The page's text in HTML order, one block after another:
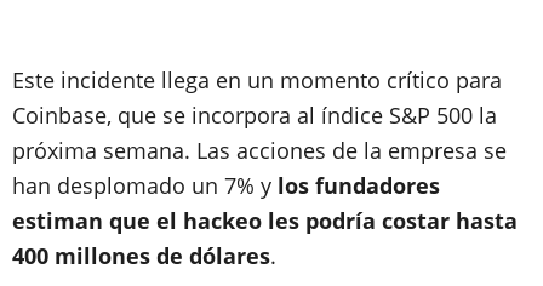
Este incidente llega en un momento crítico para
Coinbase, que se incorpora al índice S&P 500 la
próxima semana. Las acciones de la empresa se
han desplomado un 7% y los fundadores
estiman que el hackeo les podría costar hasta
400 millones de dólares.